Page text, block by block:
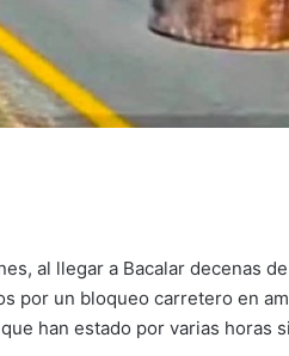
al llegar a Bacalar decenas
por un bloqueo carretero en
han estado por varias horas